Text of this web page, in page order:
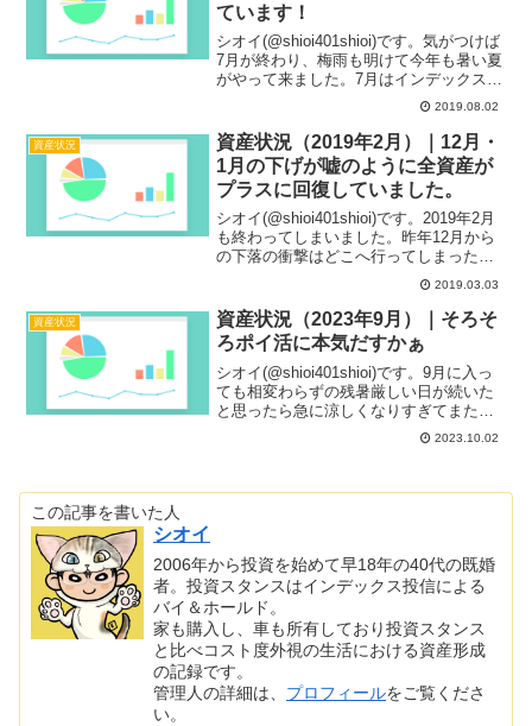
ています！
シオイ(@shioi401shioi)です。気がつけば
7月が終わり、梅雨も明けて今年も暑い夏
がやって来ました。7月はインデックス投
資ナイト2019に登壇させていただいて貴
重な体験をさせてもらいました。次回は
またチケット争奪戦から参加なのでな...
2019.08.02
資産状況
資産状況（2019年2月）｜12月・
1月の下げが嘘のように全資産が
プラスに回復していました。
シオイ(@shioi401shioi)です。2019年2月
も終わってしまいました。昨年12月から
の下落の衝撃はどこへ行ってしまったの
かと思ってしまうくらい気が付けば全資
産がプラスに回復していました。しばら
くは下落相場が続いて安く口数が増や
せ...
2019.03.03
資産状況
資産状況（2023年9月）｜そろそ
ろポイ活に本気だすかぁ
シオイ(@shioi401shioi)です。9月に入っ
ても相変わらずの残暑厳しい日が続いた
と思ったら急に涼しくなりすぎてまた暑
さが戻るというジェットコースターのよ
うな気温の急激な変化に体力も徐々に削
2023.10.02
この記事を書いた人
シオイ
2006年から投資を始めて早18年の40代の既婚
者。投資スタンスはインデックス投信による
バイ＆ホールド。
家も購入し、車も所有しており投資スタンス
と比べコスト度外視の生活における資産形成
の記録です。
管理人の詳細は、 プロフィールをご覧くださ
い。